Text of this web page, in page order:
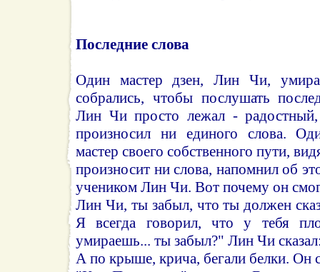
Последние слова
Один мастер дзен, Лин Чи,
собрались, чтобы послушать
Лин Чи просто лежал -
произносил ни единого слова.
мастер своего собственного пути,
произносит ни слова, напомнил об
учеником Лин Чи. Вот почему он
Лин Чи, ты забыл, что ты должен
Я всегда говорил, что у тебя
умираешь... ты забыл?" Лин Чи
А по крыше, крича, бегали белки. Он